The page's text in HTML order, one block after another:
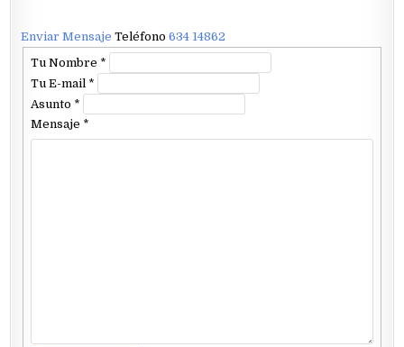
Enviar MensajeTeléfono634 14862
Tu Nombre *
Tu E-mail *
Asunto *
Mensaje *